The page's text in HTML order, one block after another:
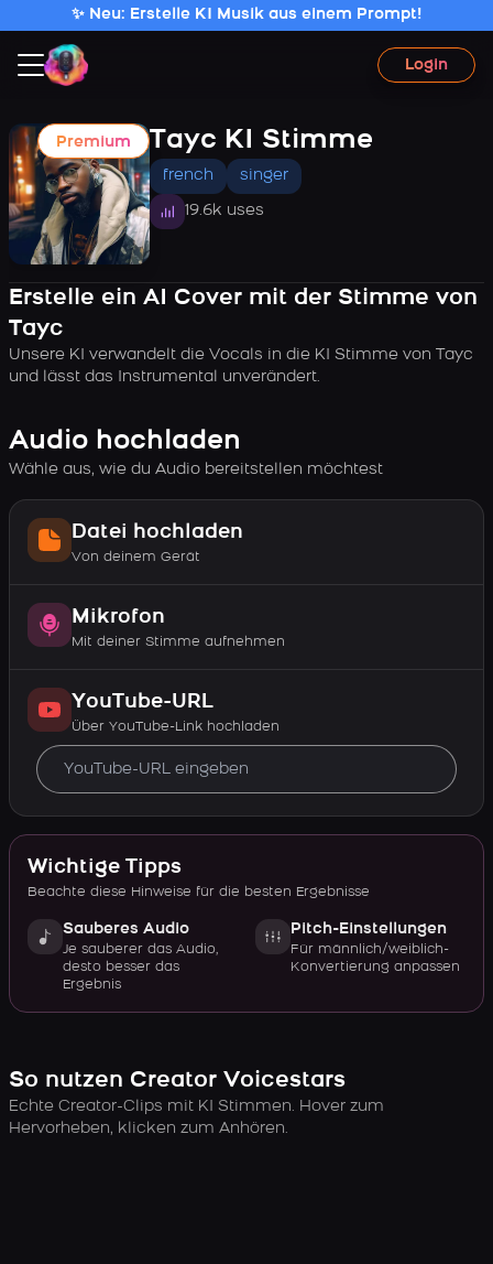
✨ Neu: Erstelle KI Musik aus einem Prompt!
Login
Premium Tayc KI Stimme
french singer
19.6k uses
Erstelle ein AI Cover mit der Stimme von
Tayc
Unsere KI verwandelt die Vocals in die KI Stimme von Tayc
und lässt das Instrumental unverändert.
Audio hochladen
Wähle aus, wie du Audio bereitstellen möchtest
Datei hochladen
Von deinem Gerät
Mikrofon
Mit deiner Stimme aufnehmen
YouTube-URL
Über YouTube-Link hochladen
Wichtige Tipps
Beachte diese Hinweise für die besten Ergebnisse
Sauberes Audio
Je sauberer das Audio,
desto besser das
Ergebnis
Pitch-Einstellungen
Für männlich/weiblich-
Konvertierung anpassen
So nutzen Creator Voicestars
Echte Creator-Clips mit KI Stimmen. Hover zum
Hervorheben, klicken zum Anhören.